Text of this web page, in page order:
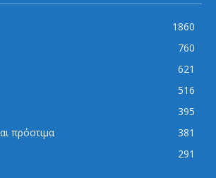
1860
760
621
516
395
πρόστιμα
381
291